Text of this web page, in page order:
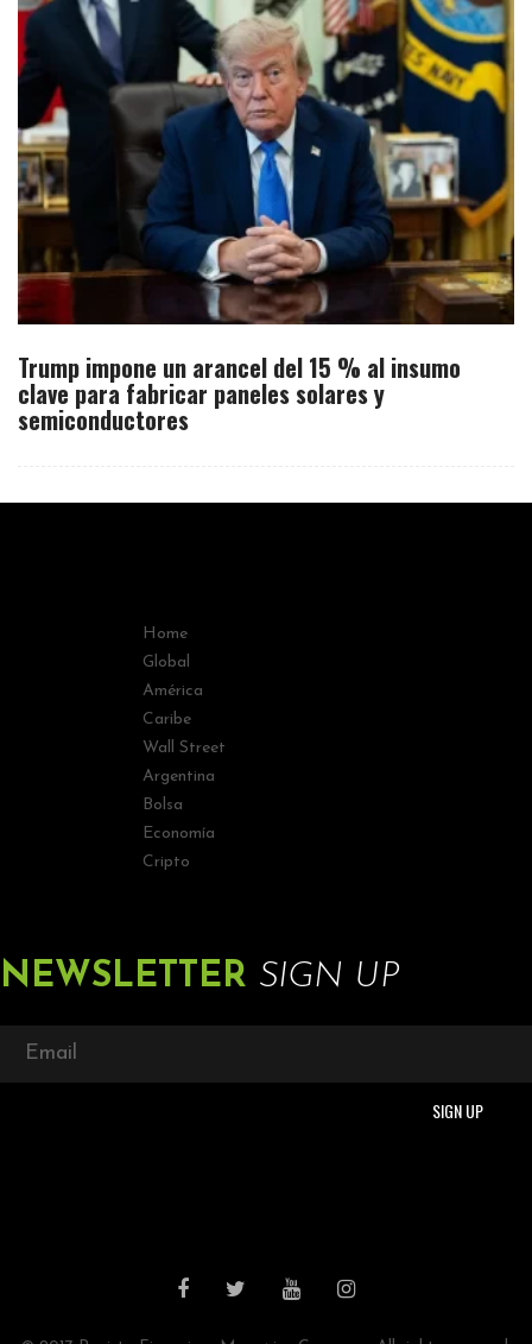
Trump impone un arancel del 15 % al insumo
clave para fabricar paneles solares y
semiconductores
Home
Global
América
Caribe
Wall Street
Argentina
Bolsa
Economía
Cripto
NEWSLETTER SIGN UP